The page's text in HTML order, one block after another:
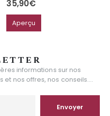
35,90€
Aperçu
informations sur nos
nos offres, nos conseils....